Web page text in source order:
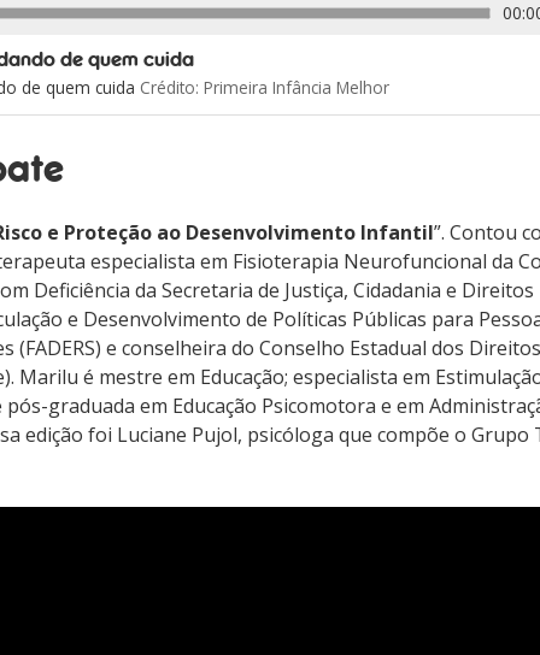
de quem cuida
de quem cuida Crédito: Primeira Infância Melhor
e Proteção ao Desenvolvimento Infantil”. Contou
especialista em Fisioterapia Neurofuncional da
Deficiência da Secretaria de Justiça, Cidadania e Direitos
e Desenvolvimento de Políticas Públicas para
(FADERS) e conselheira do Conselho Estadual dos
Marilu é mestre em Educação; especialista em
graduada em Educação Psicomotora e em
edição foi Luciane Pujol, psicóloga que compõe o Grupo